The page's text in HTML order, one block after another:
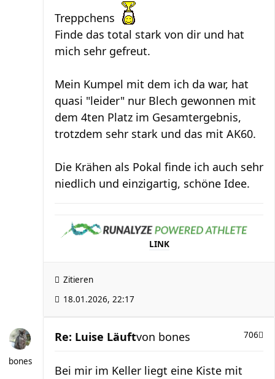
Treppchens
Finde das total stark von dir und hat
mich sehr gefreut.
Mein Kumpel mit dem ich da war, hat
quasi "leider" nur Blech gewonnen mit
dem 4ten Platz im Gesamtergebnis,
trotzdem sehr stark und das mit AK60.
Die Krähen als Pokal finde ich auch sehr
niedlich und einzigartig, schöne Idee.
LINK
Zitieren
18.01.2026, 22:17
bones
Re: Luise Läuft 706
von bones
Bei mir im Keller liegt eine Kiste mit